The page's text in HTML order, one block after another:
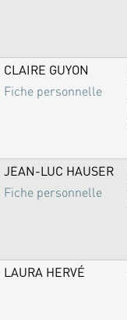
CLAIRE GUYON
Fiche personnelle
JEAN-LUC HAUSER
Fiche personnelle
LAURA HERVÉ